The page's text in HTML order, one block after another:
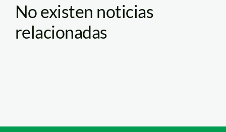
No existen noticias
relacionadas